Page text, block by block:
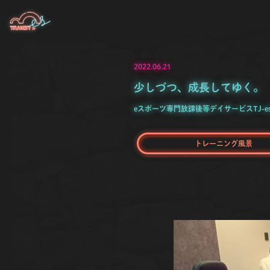
2022.06.21
少しづつ、成長してゆく。
eスポーツ専門放課後等デイサービスTJ-
トレーニング風景